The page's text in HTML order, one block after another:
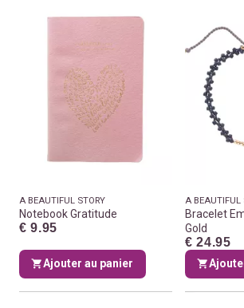
A BEAUTIFUL STORY
Notebook Gratitude
€ 9.95
Ajouter au panier
A BEAUTIFUL
Bracelet
Gold
€ 24.95